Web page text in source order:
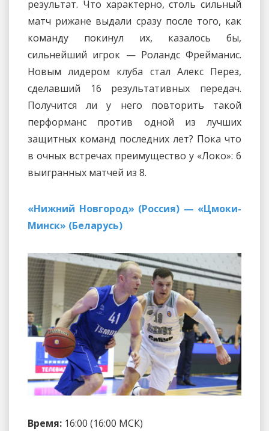
результат. Что характерно, столь сильный
матч рижане выдали сразу после того, как
команду покинул их, казалось бы,
сильнейший игрок — Роландс Фрейманис.
Новым лидером клуба стал Алекс Перез,
сделавший 16 результативных передач.
Получится ли у него повторить такой
перформанс против одной из лучших
защитных команд последних лет? Пока что
в очных встречах преимущество у «Локо»: 6
выигранных матчей из 8.
«Нижний Новгород» (Россия) — «Цмоки-
Минск» (Беларусь)
Время: 16:00 (16:00 МСК)